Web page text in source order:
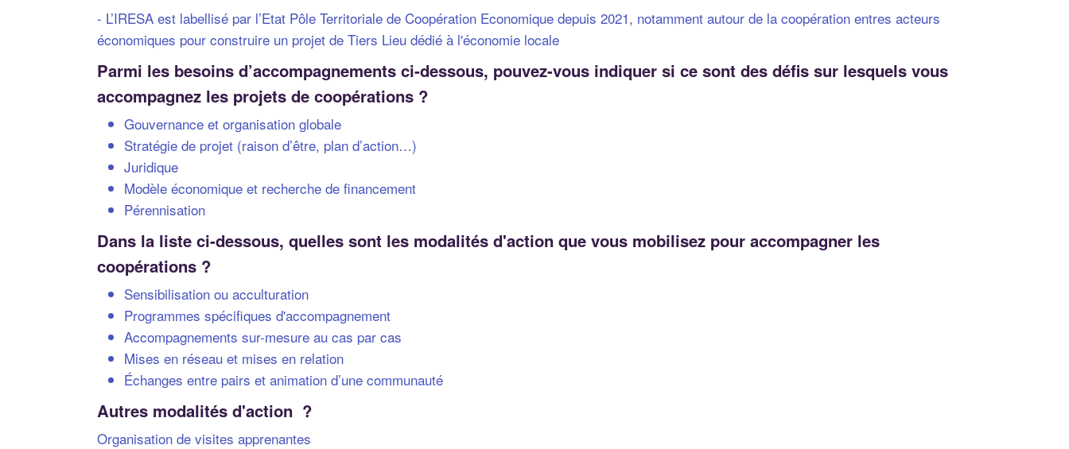
- L’IRESA est labellisé par l’Etat Pôle Territoriale de Coopération Economique depuis 2021, notamment autour de la coopération entres acteurs
économiques pour construire un projet de Tiers Lieu dédié à l'économie locale
Parmi les besoins d’accompagnements ci-dessous, pouvez-vous indiquer si ce sont des défis sur lesquels vous
accompagnez les projets de coopérations ?
Gouvernance et organisation globale
Stratégie de projet (raison d’être, plan d’action…)
Juridique
Modèle économique et recherche de financement
Pérennisation
Dans la liste ci-dessous, quelles sont les modalités d'action que vous mobilisez pour accompagner les
coopérations ?
Sensibilisation ou acculturation
Programmes spécifiques d'accompagnement
Accompagnements sur-mesure au cas par cas
Mises en réseau et mises en relation
Échanges entre pairs et animation d’une communauté
Autres modalités d'action ?
Organisation de visites apprenantes